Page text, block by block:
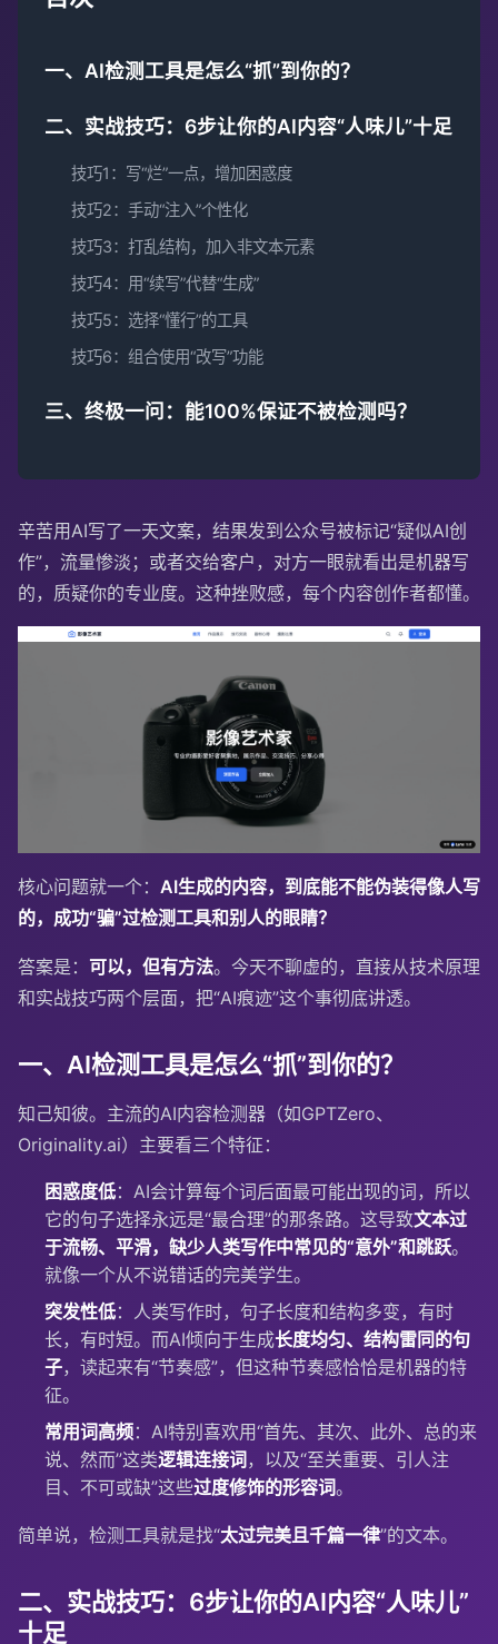
一、AI检测工具是怎么“抓”到你的？
二、实战技巧：6步让你的AI内容“人味儿”十足
技巧1：写“烂”一点，增加困惑度
技巧2：手动“注入”个性化
技巧3：打乱结构，加入非文本元素
技巧4：用“续写”代替“生成”
技巧5：选择“懂行”的工具
技巧6：组合使用“改写”功能
三、终极一问：能100%保证不被检测吗？
辛苦用AI写了一天文案，结果发到公众号被标记“疑似AI创
作”，流量惨淡；或者交给客户，对方一眼就看出是机器写
的，质疑你的专业度。这种挫败感，每个内容创作者都懂。
核心问题就一个： AI生成的内容，到底能不能伪装得像人写
的，成功“骗”过检测工具和别人的眼睛？
答案是： 可以，但有方法。今天不聊虚的，直接从技术原理
和实战技巧两个层面，把“AI痕迹”这个事彻底讲透。
一、AI检测工具是怎么“抓”到你的？
知己知彼。主流的AI内容检测器（如GPTZero、
Originality.ai）主要看三个特征：
困惑度低：AI会计算每个词后面最可能出现的词，所以
它的句子选择永远是“最合理”的那条路。这导致文本过
于流畅、平滑，缺少人类写作中常见的“意外”和跳跃。
就像一个从不说错话的完美学生。
突发性低：人类写作时，句子长度和结构多变，有时
长，有时短。而AI倾向于生成长度均匀、结构雷同的句
子，读起来有“节奏感”，但这种节奏感恰恰是机器的特
征。
常用词高频：AI特别喜欢用“首先、其次、此外、总的来
说、然而”这类逻辑连接词，以及“至关重要、引人注
目、不可或缺”这些过度修饰的形容词。
简单说，检测工具就是找“太过完美且千篇一律”的文本。
二、实战技巧：6步让你的AI内容“人味儿”
十足